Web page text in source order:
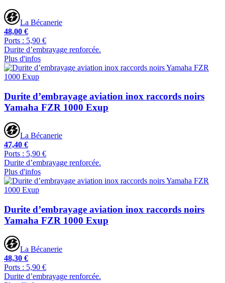
La Bécanerie
48,00 €
Ports : 5,90 €
Durite d’embrayage renforcée.
Plus d'infos
Durite d’embrayage aviation inox raccords noirs
Yamaha FZR 1000 Exup
La Bécanerie
47,40 €
Ports : 5,90 €
Durite d’embrayage renforcée.
Plus d'infos
Durite d’embrayage aviation inox raccords noirs
Yamaha FZR 1000 Exup
La Bécanerie
48,30 €
Ports : 5,90 €
Durite d’embrayage renforcée.